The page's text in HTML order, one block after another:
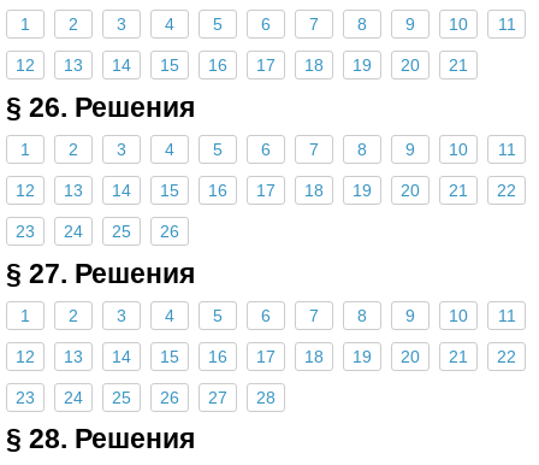
1 2 3 4 5 6 7 8 9 10 11
12 13 14 15 16 17 18 19 20 21
§ 26. Решения
1 2 3 4 5 6 7 8 9 10 11
12 13 14 15 16 17 18 19 20 21 22
23 24 25 26
§ 27. Решения
1 2 3 4 5 6 7 8 9 10 11
12 13 14 15 16 17 18 19 20 21 22
23 24 25 26 27 28
§ 28. Решения